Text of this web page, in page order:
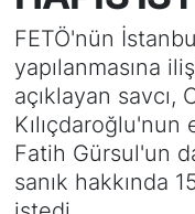
FETÖ'nün
yapılanmasına
açıklayan savcı,
Kılıçdaroğlu'nun
Fatih Gürsul'un
sanık hakkında
KÖŞE YAZILARI
KÖŞE
KÜLTÜR
MAGAZİN